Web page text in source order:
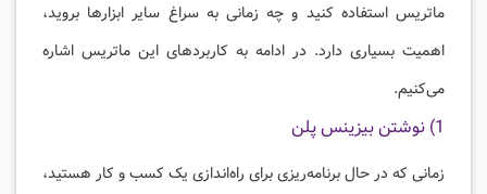
ماتریس استفاده کنید و چه زمانی به سراغ سایر ابزارها بروید،
اهمیت بسیاری دارد. در ادامه به کاربردهای این ماتریس اشاره
می‌کنیم.
1) نوشتن بیزینس پلن
زمانی که در حال برنامه‌ریزی برای راه‌اندازی یک کسب و کار هستید،